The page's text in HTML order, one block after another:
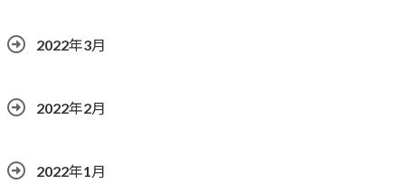
2022年3月
2022年2月
2022年1月